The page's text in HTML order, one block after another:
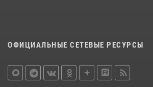
ОФИЦИАЛЬНЫЕ СЕТЕВЫЕ РЕСУРСЫ